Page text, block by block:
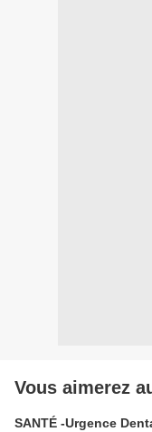
Vous aimerez
SANTÉ -Urgence